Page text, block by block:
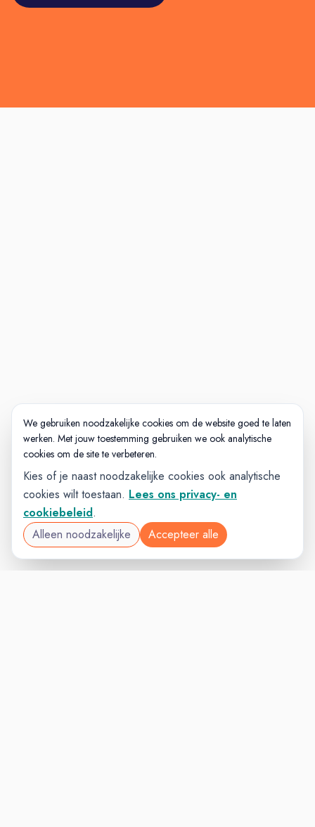
We gebruiken noodzakelijke cookies om de website goed te laten
werken. Met jouw toestemming gebruiken we ook analytische
cookies om de site te verbeteren.
Kies of je naast noodzakelijke cookies ook analytische
cookies wilt toestaan. Lees ons privacy- en
cookiebeleid.
Alleen noodzakelijke
Accepteer alle